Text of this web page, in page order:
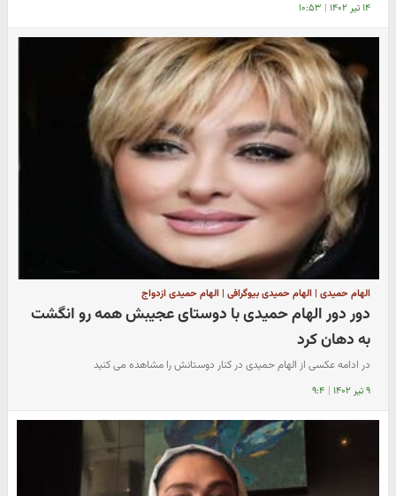
۱۴ تیر ۱۴۰۲ | ۱۰:۵۳
الهام حمیدی | الهام حمیدی بیوگرافی | الهام حمیدی ازدواج
دور دور الهام حمیدی با دوستای عجیبش همه رو انگشت
به دهان کرد
در ادامه عکسی از الهام حمیدی در کنار دوستانش را مشاهده می کنید
۹ تیر ۱۴۰۲ | ۹:۴